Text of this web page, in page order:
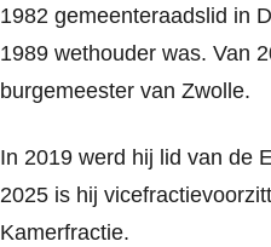
1982 gemeenteraadslid in
1989 wethouder was. Van
burgemeester van Zwolle.
In 2019 werd hij lid van de
2025 is hij
Kamerfractie.